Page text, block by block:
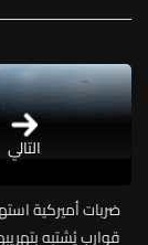
التالي
ضربات أميركية
قوارب يُشتبه